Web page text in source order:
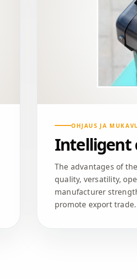
OHJAUS JA
Intelligent
The advantages of
quality, versatility,
manufacturer
promote export trade.